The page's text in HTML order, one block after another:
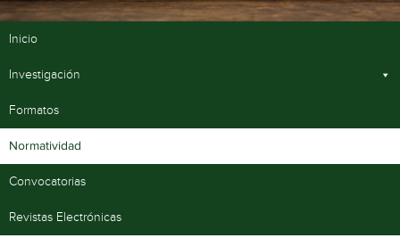
Inicio
Investigación
Formatos
Normatividad
Convocatorias
Revistas Electrónicas